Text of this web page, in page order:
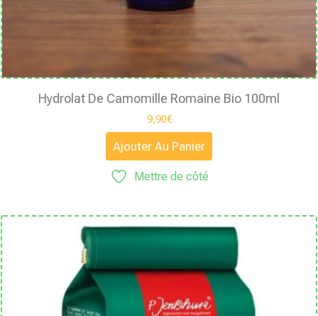
Hydrolat De Camomille Romaine Bio 100ml
9,90€
Ajouter Au Panier
Mettre de côté